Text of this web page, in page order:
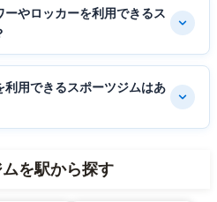
やロッカーを利用できるス
用できるスポーツジムはあ
を駅から探す